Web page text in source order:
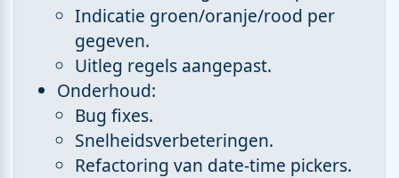
Indicatie groen/oranje/rood per
gegeven.
Uitleg regels aangepast.
Onderhoud:
Bug fixes.
Snelheidsverbeteringen.
Refactoring van date-time pickers.